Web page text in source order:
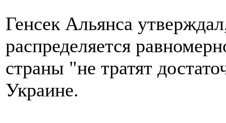
Генсек Альянса
распределяется
страны "не тратят
Украине.